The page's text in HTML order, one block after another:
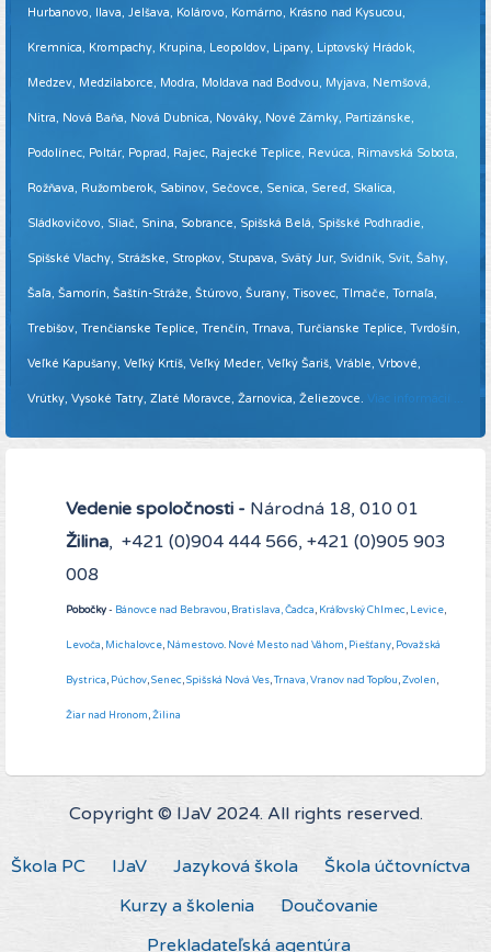
Hurbanovo, Ilava, Jelšava, Kolárovo, Komárno, Krásno nad Kysucou,
Kremnica, Krompachy, Krupina, Leopoldov, Lipany, Liptovský Hrádok,
Medzev, Medzilaborce, Modra, Moldava nad Bodvou, Myjava, Nemšová,
Nitra, Nová Baňa, Nová Dubnica, Nováky, Nové Zámky, Partizánske,
Podolínec, Poltár, Poprad, Rajec, Rajecké Teplice, Revúca, Rimavská Sobota,
Rožňava, Ružomberok, Sabinov, Sečovce, Senica, Sereď, Skalica,
Sládkovičovo, Sliač, Snina, Sobrance, Spišská Belá, Spišské Podhradie,
Spišské Vlachy, Strážske, Stropkov, Stupava, Svätý Jur, Svidník, Svit, Šahy,
Šaľa, Šamorín, Šaštín-Stráže, Štúrovo, Šurany, Tisovec, Tlmače, Tornaľa,
Trebišov, Trenčianske Teplice, Trenčín, Trnava, Turčianske Teplice, Tvrdošín,
Veľké Kapušany, Veľký Krtíš, Veľký Meder, Veľký Šariš, Vráble, Vrbové,
Vrútky, Vysoké Tatry, Zlaté Moravce, Žarnovica, Želiezovce. Viac informácií ...
Vedenie spoločnosti - Národná 18, 010 01
Žilina, +421 (0)904 444 566, +421 (0)905 903
008
Pobočky- Bánovce nad Bebravou, Bratislava,Čadca, Kráľovský Chlmec, Levice,
Levoča, Michalovce, Námestovo. Nové Mesto nad Váhom, Piešťany, Považská
Bystrica, Púchov,Senec,Spišská Nová Ves,Trnava,Vranov nad Topľou,Zvolen,
Žiar nad Hronom,Žilina
Copyright © IJaV 2024. All rights reserved.
Škola PC IJaV Jazyková škola
Škola účtovníctva
Kurzy a školenia
Doučovanie
Prekladateľská agentúra